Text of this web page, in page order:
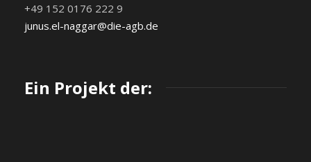
+49 152 0176 222 9
junus.el-naggar@die-agb.de
Ein Projekt der: